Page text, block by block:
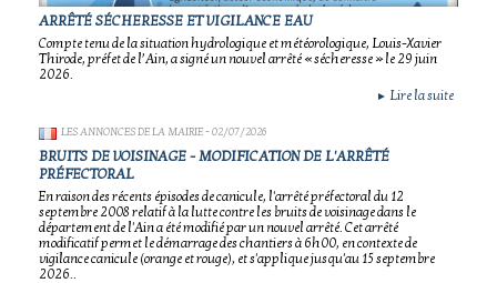
ARRÊTÉ SÉCHERESSE ET VIGILANCE EAU
Compte tenu de la situation hydrologique et météorologique, Louis-Xavier
Thirode, préfet de l’Ain, a signé un nouvel arrêté « sécheresse » le 29 juin
2026.
► Lire la suite
LES ANNONCES DE LA MAIRIE- 02/07/2026
BRUITS DE VOISINAGE - MODIFICATION DE L'ARRÊTÉ
PRÉFECTORAL
En raison des récents épisodes de canicule, l'arrêté préfectoral du 12
septembre 2008 relatif à la lutte contre les bruits de voisinage dans le
département de l'Ain a été modifié par un nouvel arrêté. Cet arrêté
modificatif permet le démarrage des chantiers à 6h00, en contexte de
vigilance canicule (orange et rouge), et s'applique jusqu'au 15 septembre
2026..